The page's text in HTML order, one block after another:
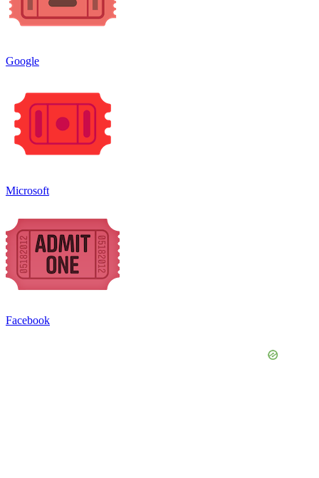
Google
Microsoft
Facebook